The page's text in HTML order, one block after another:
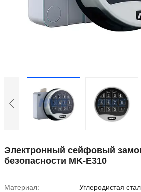
Электронный сейфовый
безопасности MK-E310
Материал:
Углеродистая